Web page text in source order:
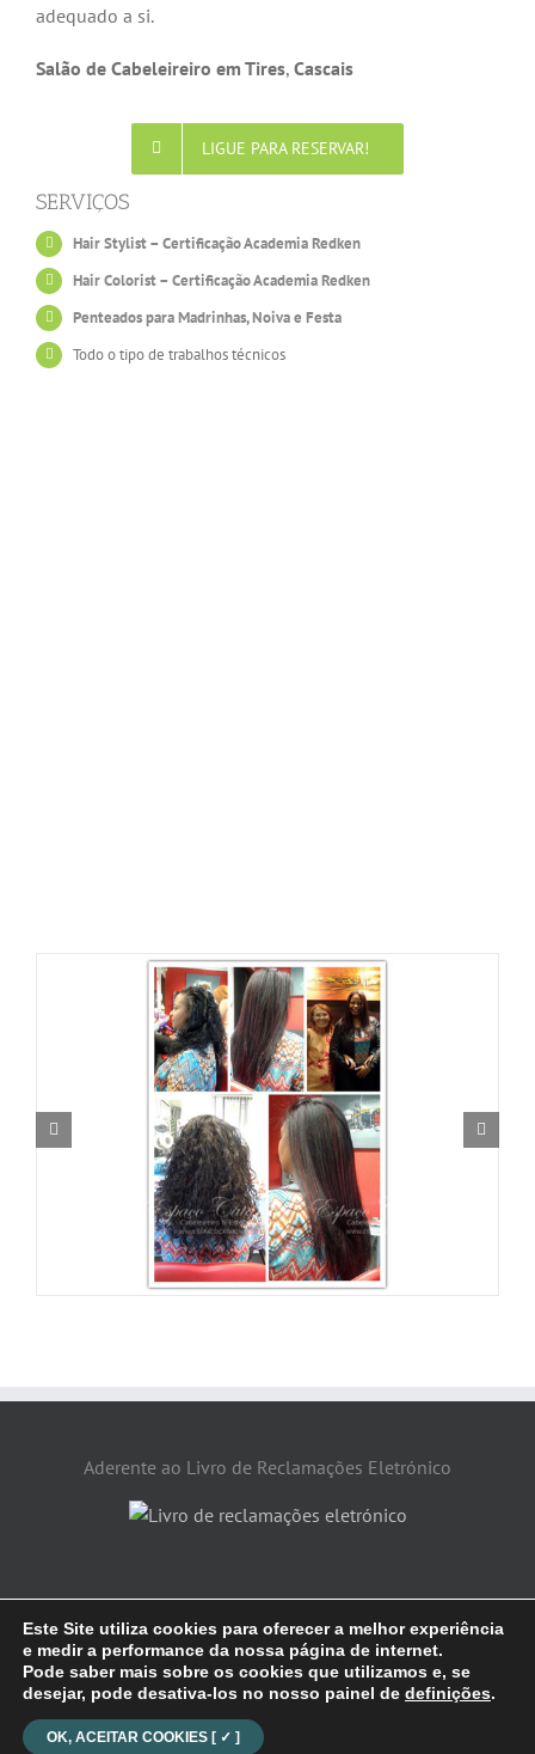
adequado a si.
Salão de Cabeleireiro em Tires, Cascais
LIGUE PARA RESERVAR!
SERVIÇOS
Hair Stylist – Certificação Academia Redken
Hair Colorist – Certificação Academia Redken
Penteados para Madrinhas, Noiva e Festa
Todo o tipo de trabalhos técnicos
Aderente ao Livro de Reclamações Eletrónico
2026 @ Espaço Catarina - Cabeleireiro & Estética | POLÍTICA DE
PRIVACIDADE| assets downloaded fromFreepik
Facebook
Este Site utiliza cookies para oferecer a melhor experiência
e medir a performance da nossa página de internet.
Pode saber mais sobre os cookies que utilizamos e, se
desejar, pode desativa-los no nosso painel de definições.
OK, ACEITAR COOKIES [ ✓ ]